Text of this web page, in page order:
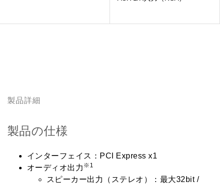
製品詳細
製品の仕様
インターフェイス：PCI Express x1
オーディオ出力 ※1
スピーカー出力（ステレオ）：最大32bit /